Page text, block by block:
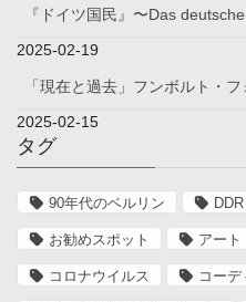
『ドイツ国民』〜Das
2025-02-19
「現在と過去」フンボルト・
2025-02-15
タグ
90年代のベルリン DDR
お勧めスポット アート
コロナウイルス コーデ